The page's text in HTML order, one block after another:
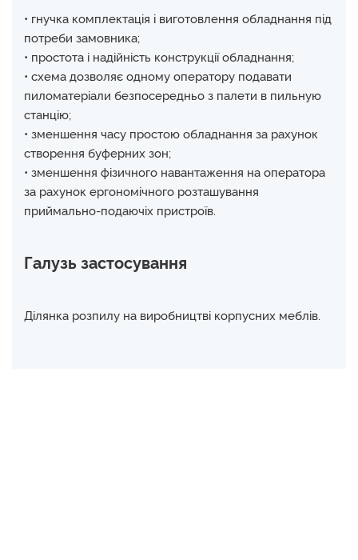
• гнучка комплектація і виготовлення обладнання під
потреби замовника;
• простота і надійність конструкції обладнання;
• схема дозволяє одному оператору подавати
пиломатеріали безпосередньо з палети в пильную
станцію;
• зменшення часу простою обладнання за рахунок
створення буферних зон;
• зменшення фізичного навантаження на оператора
за рахунок ергономічного розташування
приймально-подаючіх пристроїв.
Галузь застосування
Ділянка розпилу на виробництві корпусних меблів.